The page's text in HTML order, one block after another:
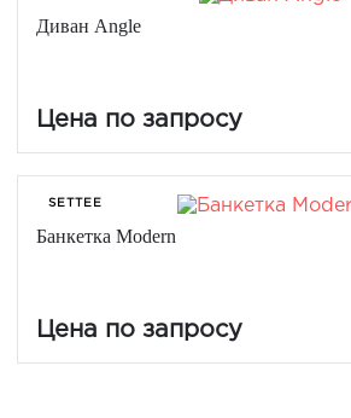
Диван Angle
Цена по запросу
SETTEE
Банкетка Modern
Цена по запросу